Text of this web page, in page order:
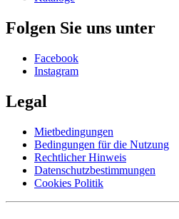
Folgen Sie uns unter
Facebook
Instagram
Legal
Mietbedingungen
Bedingungen für die Nutzung
Rechtlicher Hinweis
Datenschutzbestimmungen
Cookies Politik